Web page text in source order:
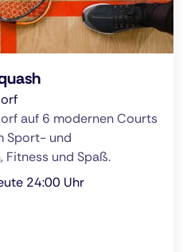
auf 6 modernen Courts
Sport- und
Fitness und Spaß.
24:00 Uhr